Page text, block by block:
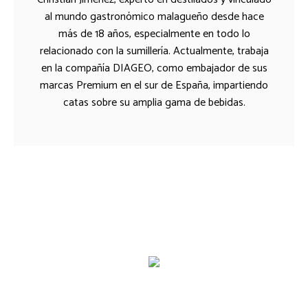
al mundo gastronómico malagueño desde hace
más de 18 años, especialmente en todo lo
relacionado con la sumillería. Actualmente, trabaja
en la compañía DIAGEO, como embajador de sus
marcas Premium en el sur de España, impartiendo
catas sobre su amplia gama de bebidas.